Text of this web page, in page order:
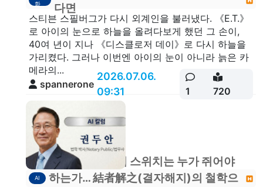
화
다면
스티븐 스필버그가 다시 외계인을 불러냈다. 《E.T.》
로 아이의 눈으로 하늘을 올려다보게 했던 그 손이,
40여 년이 지나 《디스클로저 데이》로 다시 하늘을
가리켰다. 그러나 이번엔 아이의 눈이 아니라 늙은 카
메라의...
spannerone
2026.07.06.
09:31
1 720
AI
[칼럼기고] AI의 스위치는 누가 쥐어야
하는가… 結者解之(결자해지)의 철학으